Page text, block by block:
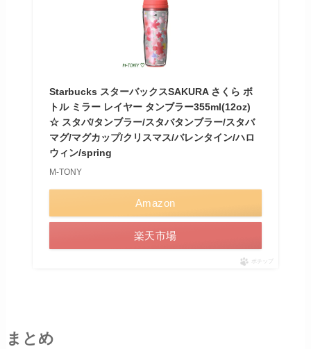
Starbucks スターバックスSAKURA さくら ボ
トル ミラー レイヤー タンブラー355ml(12oz)
☆ スタバ/タンブラー/スタバタンブラー/スタバ
マグ/マグカップ/クリスマス/バレンタイン/ハロ
ウィン/spring
M-TONY
Amazon
楽天市場
ポチップ
まとめ